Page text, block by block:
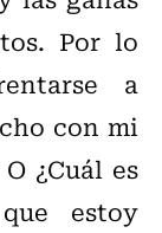
Por lo
a
con mi
¿Cuál es
estoy